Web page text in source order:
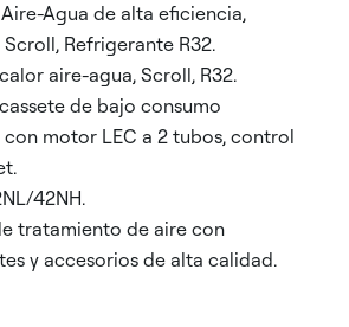
Agua de alta eficiencia,
Refrigerante R32.
aire-agua, Scroll, R32.
de bajo consumo
motor LEC a 2 tubos, control
42NH.
tratamiento de aire con
y accesorios de alta calidad.